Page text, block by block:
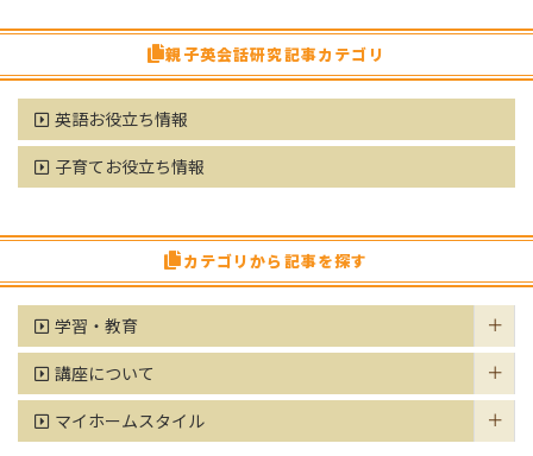
親子英会話研究記事カテゴリ
英語お役立ち情報
子育てお役立ち情報
カテゴリから記事を探す
学習・教育
講座について
マイホームスタイル